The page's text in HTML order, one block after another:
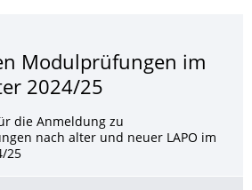
Modulprüfungen im
2024/25
die Anmeldung zu
nach alter und neuer LAPO im
25